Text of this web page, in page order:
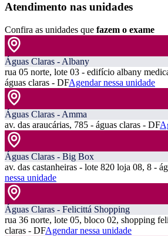
Atendimento nas unidades
Confira as unidades que fazem o exame
Águas Claras - Albany
rua 05 norte, lote 03 - edifício albany
águas claras - DFAgendar nessa unidade
Águas Claras - Amma
av. das araucárias, 785 - águas claras - DF
Águas Claras - Big Box
av. das castanheiras - lote 820 loja 08, 8 -
nessa unidade
Águas Claras - Felicittá Shopping
rua 36 norte, lote 05, bloco 02, shopping
claras - DFAgendar nessa unidade